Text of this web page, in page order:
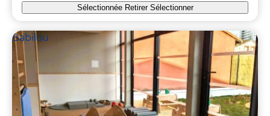
Sélectionnée Retirer Sélectionner
Babilou